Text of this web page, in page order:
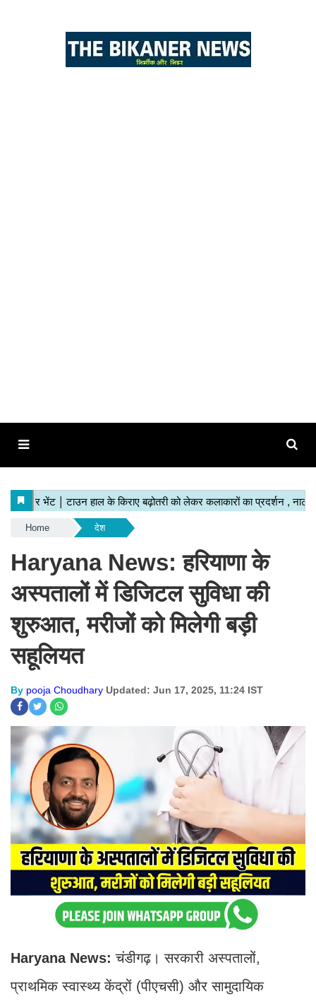
Home देश
Haryana News: हरियाणा के
अस्पतालों में डिजिटल सुविधा की
शुरुआत, मरीजों को मिलेगी बड़ी
सहूलियत
By pooja Choudhary Updated: Jun 17, 2025, 11:24 IST
Haryana News:चंडीगढ़। सरकारी अस्पतालों,
प्राथमिक स्वास्थ्य केंद्रों (पीएचसी) और सामुदायिक